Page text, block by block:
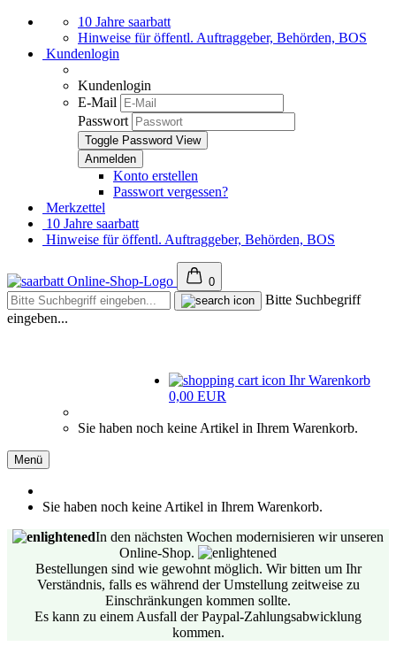
10 Jahre saarbatt
Hinweise für öffentl. Auftraggeber, Behörden, BOS
Kundenlogin
Kundenlogin
E-Mail
Passwort
Toggle Password View
Konto erstellen
Passwort vergessen?
Merkzettel
10 Jahre saarbatt
Hinweise für öffentl. Auftraggeber, Behörden, BOS
0
Bitte Suchbegriff
eingeben...
Ihr Warenkorb
0,00 EUR
Sie haben noch keine Artikel in Ihrem Warenkorb.
Menü
Sie haben noch keine Artikel in Ihrem Warenkorb.
In den nächsten Wochen modernisieren wir unseren
Online-Shop.
Bestellungen sind wie gewohnt möglich. Wir bitten um Ihr
Verständnis, falls es während der Umstellung zeitweise zu
Einschränkungen kommen sollte.
Es kann zu einem Ausfall der Paypal-Zahlungsabwicklung
kommen.